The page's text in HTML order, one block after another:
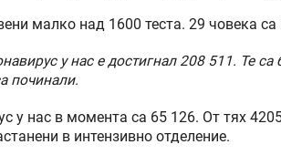
малко над 1600 теста. 29 човека
у нас е достигнал 208 511. Те са
починали.
у нас в момента са 65 126. От тях
в интензивно отделение.